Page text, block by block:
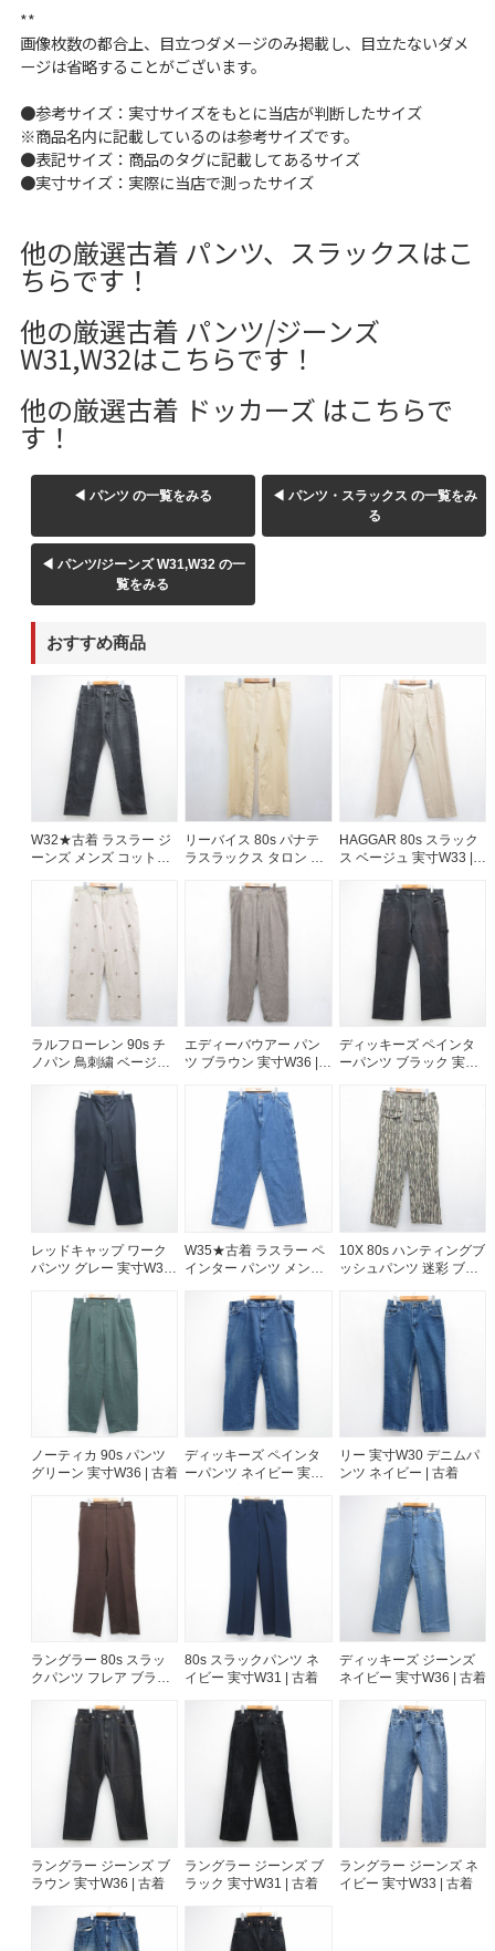
**
画像枚数の都合上、目立つダメージのみ掲載し、目立たないダメ
ージは省略することがございます。
●参考サイズ：実寸サイズをもとに当店が判断したサイズ
※商品名内に記載しているのは参考サイズです。
●表記サイズ：商品のタグに記載してあるサイズ
●実寸サイズ：実際に当店で測ったサイズ
他の厳選古着 パンツ、スラックスはこ
ちらです！
他の厳選古着 パンツ/ジーンズ
W31,W32はこちらです！
他の厳選古着 ドッカーズ はこちらで
す！
◀ パンツ の一覧をみる
◀ パンツ・スラックス の一覧をみ
る
◀ パンツ/ジーンズ W31,W32 の一
覧をみる
おすすめ商品
W32★古着 ラスラー ジ
ーンズ メンズ コットン
26aug07
リーバイス 80s パナテ
ラスラックス タロン ベ
HAGGAR 80s スラック
ス ベージュ 実寸W33 |
ラルフローレン 90s チ
ノパン 鳥刺繍 ベージュ
エディーバウアー パン
ツ ブラウン 実寸W36 |
ディッキーズ ペインタ
ーパンツ ブラック 実寸
レッドキャップ ワーク
パンツ グレー 実寸W36 |
W35★古着 ラスラー ペ
インター パンツ メンズ
ム 26aug07
10X 80s ハンティングブ
ッシュパンツ 迷彩 ブラ
ノーティカ 90s パンツ
グリーン 実寸W36 | 古着
ディッキーズ ペインタ
ーパンツ ネイビー 実寸
リー 実寸W30 デニムパ
ンツ ネイビー | 古着
ラングラー 80s スラッ
クパンツ フレア ブラウ
80s スラックパンツ ネ
イビー 実寸W31 | 古着
ディッキーズ ジーンズ
ネイビー 実寸W36 | 古着
ラングラー ジーンズ ブ
ラウン 実寸W36 | 古着
ラングラー ジーンズ ブ
ラック 実寸W31 | 古着
ラングラー ジーンズ ネ
イビー 実寸W33 | 古着